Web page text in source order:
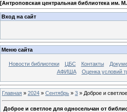
[Антроповская центральная библиотека им.
Вход на сайт
Меню сайта
Новости библиотеки ЦБС Контакты
АФИША
Оценка условий
Главная » 2024 » Сентябрь » 3 » Доброе и
Доброе и светлое для односельчан от